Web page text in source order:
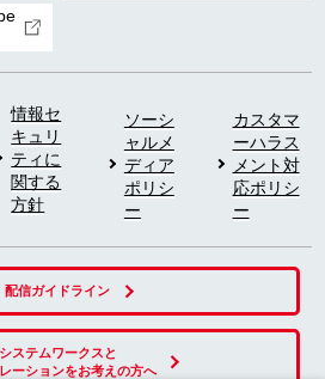
情報セ
キュリ
ティに
関する
方針
ソーシ
ャルメ
ディア
ポリシ
ー
カスタマ
ーハラス
メント対
応ポリシ
ー
配信ガイドライン
ステムワークスと
ーションをお考えの方へ